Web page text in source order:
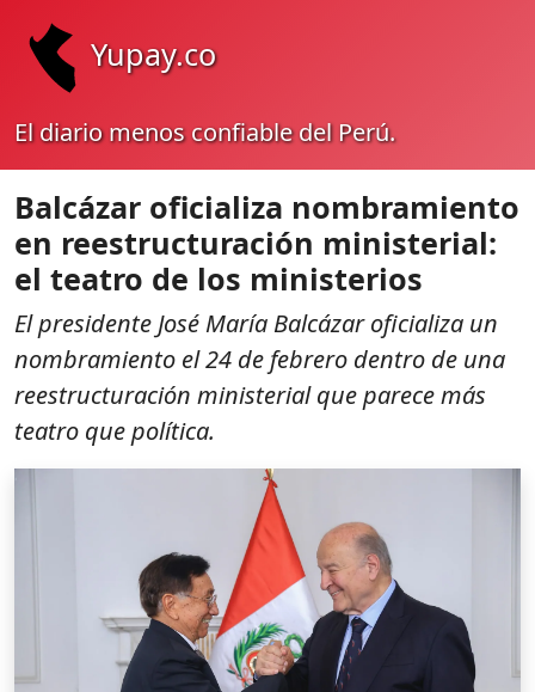
Yupay.co
El diario menos confiable del Perú.
Balcázar oficializa nombramiento
en reestructuración ministerial:
el teatro de los ministerios
El presidente José María Balcázar oficializa un
nombramiento el 24 de febrero dentro de una
reestructuración ministerial que parece más
teatro que política.